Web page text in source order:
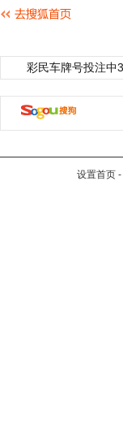
彩民车牌号投注中
设置首页 -